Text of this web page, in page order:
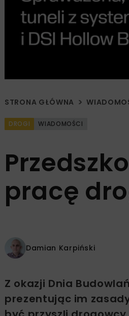
STRONA GŁÓWNA
DROGI WIADOMOŚCI
pracę
Damian Karpiński
Z okazji Dnia
prezentując im